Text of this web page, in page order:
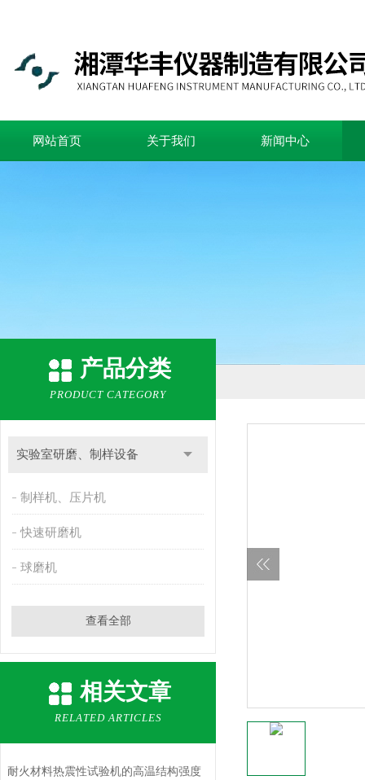
网站首页 关于我们 新闻中心
产品分类
PRODUCT CATEGORY
实验室研磨、制样设备
制样机、压片机
快速研磨机
球磨机
查看全部
相关文章
RELATED ARTICLES
耐火材料热震性试验机的高温结构强度